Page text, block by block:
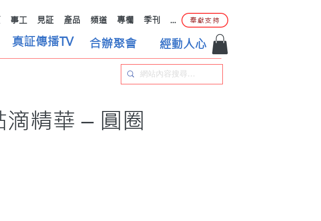
事工 見証 產品 頻道 專欄 季刊 ... 奉獻支持
真証傳播TV 合辦聚會 經動人心
滴精華 – 圓圈